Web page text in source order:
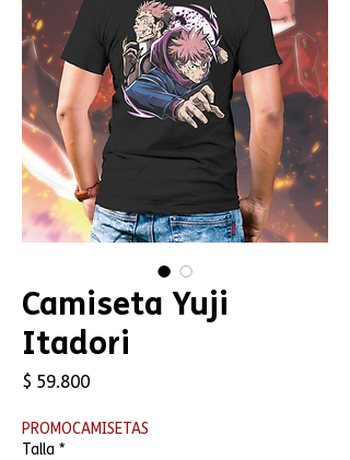
Camiseta Yuji
Itadori
$ 59.800Precio
PROMOCAMISETAS
Talla *